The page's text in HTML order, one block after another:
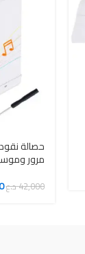
حصالة نقود
مرور
42,000د.ع